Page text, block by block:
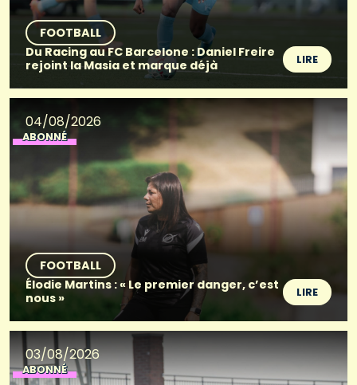
FOOTBALL
Du Racing au FC Barcelone : Daniel Freire
rejoint la Masia et marque déjà
LIRE
04/08/2026
ABONNÉ
FOOTBALL
Élodie Martins : « Le premier danger, c’est
nous »
LIRE
03/08/2026
ABONNÉ